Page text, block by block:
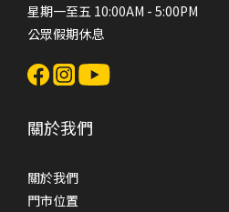
星期一至五 10:00AM - 5:00PM
公眾假期休息
關於我們
關於我們
門市位置